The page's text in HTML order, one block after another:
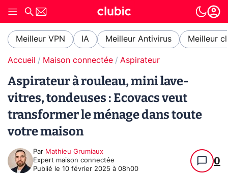
Meilleur VPN IA Meilleur Antivirus Meilleur
Accueil Maison connectée Aspirateur
Aspirateur à rouleau, mini lave-
vitres, tondeuses : Ecovacs veut
transformer le ménage dans toute
votre maison
Par Mathieu Grumiaux
Expert maison connectée
Publié le 10 février 2025 à 08h00
0